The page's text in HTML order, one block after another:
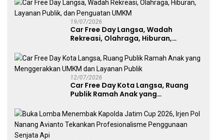
19/07/2026
Car Free Day Langsa, Wadah
Rekreasi, Olahraga, Hiburan,
UMKM
12/07/2026
Car Free Day Kota Langsa, Ruang
Publik Ramah Anak yang
Publik